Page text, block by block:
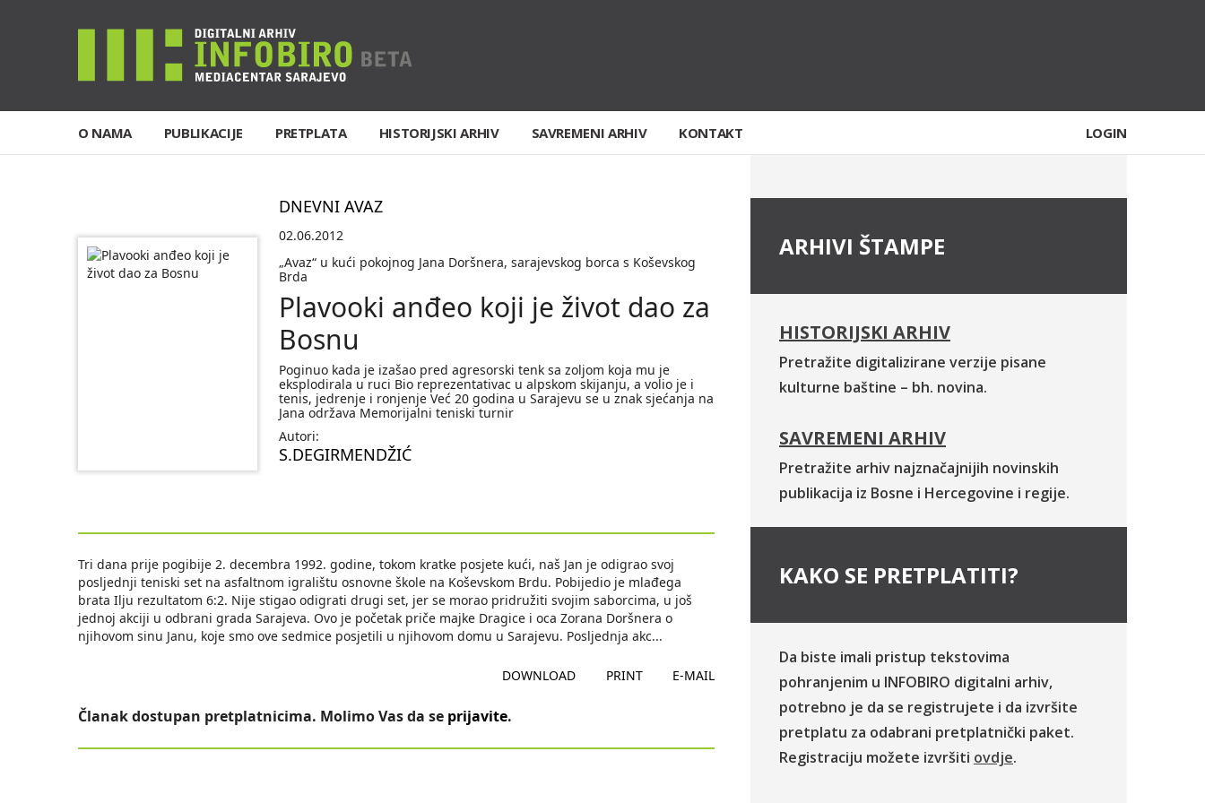
O NAMA PUBLIKACIJE PRETPLATA HISTORIJSKI ARHIV SAVREMENI ARHIV KONTAKT LOGIN
DNEVNI AVAZ
02.06.2012
„Avaz“ u kući pokojnog Jana Doršnera, sarajevskog borca s Koševskog
Brda
Plavooki anđeo koji je život dao za
Bosnu
Poginuo kada je izašao pred agresorski tenk sa zoljom koja mu je
eksplodirala u ruci Bio reprezentativac u alpskom skijanju, a volio je i
tenis, jedrenje i ronjenje Već 20 godina u Sarajevu se u znak sjećanja na
Jana održava Memorijalni teniski turnir
Autori:
S.DEGIRMENDŽIĆ
Tri dana prije pogibije 2. decembra 1992. godine, tokom kratke posjete kući, naš Jan je odigrao svoj
posljednji teniski set na asfaltnom igralištu osnovne škole na Koševskom Brdu. Pobijedio je mlađega
brata Ilju rezultatom 6:2. Nije stigao odigrati drugi set, jer se morao pridružiti svojim saborcima, u još
jednoj akciji u odbrani grada Sarajeva. Ovo je početak priče majke Dragice i oca Zorana Doršnera o
njihovom sinu Janu, koje smo ove sedmice posjetili u njihovom domu u Sarajevu. Posljednja akc...
DOWNLOAD PRINT E-MAIL
Članak dostupan pretplatnicima. Molimo Vas da se prijavite.
ARHIVI ŠTAMPE
HISTORIJSKI ARHIV
Pretražite digitalizirane verzije pisane
kulturne baštine – bh. novina.
SAVREMENI ARHIV
Pretražite arhiv najznačajnijih novinskih
publikacija iz Bosne i Hercegovine i regije.
KAKO SE PRETPLATITI?
Da biste imali pristup tekstovima
pohranjenim u INFOBIRO digitalni arhiv,
potrebno je da se registrujete i da izvršite
pretplatu za odabrani pretplatnički paket.
Registraciju možete izvršiti ovdje.